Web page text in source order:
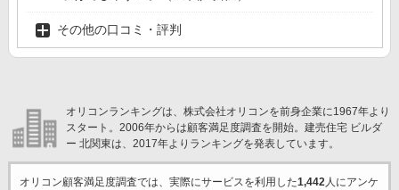
その他の口コミ・評判
オリコンランキングは、株式会社オリコンを前身企業に1967年より
スタート。2006年からは顧客満足度調査を開始。建売住宅 ビルダ
ー 北関東は、2017年よりランキングを発表しています。
オリコン顧客満足度調査では、実際にサービスを利用した1,442人にアンケ